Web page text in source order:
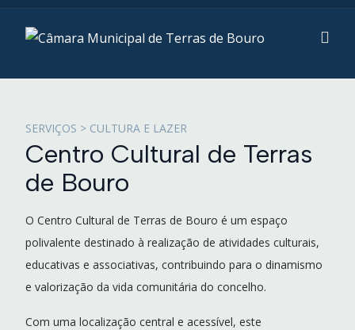
SERVIÇOS > CULTURA E LAZER
Centro Cultural de Terras
de Bouro
O Centro Cultural de Terras de Bouro é um espaço
polivalente destinado à realização de atividades culturais,
educativas e associativas, contribuindo para o dinamismo
e valorização da vida comunitária do concelho.
Com uma localização central e acessível, este